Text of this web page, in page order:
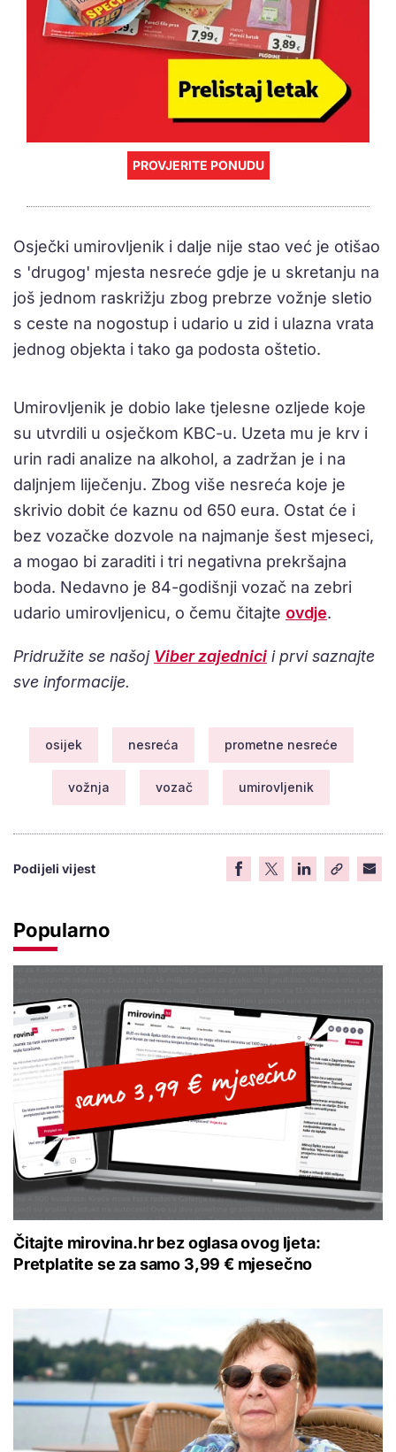
PROVJERITE PONUDU
Osječki umirovljenik i dalje nije stao već je otišao
s 'drugog' mjesta nesreće gdje je u skretanju na
još jednom raskrižju zbog prebrze vožnje sletio
s ceste na nogostup i udario u zid i ulazna vrata
jednog objekta i tako ga podosta oštetio.
Umirovljenik je dobio lake tjelesne ozljede koje
su utvrdili u osječkom KBC-u. Uzeta mu je krv i
urin radi analize na alkohol, a zadržan je i na
daljnjem liječenju. Zbog više nesreća koje je
skrivio dobit će kaznu od 650 eura. Ostat će i
bez vozačke dozvole na najmanje šest mjeseci,
a mogao bi zaraditi i tri negativna prekršajna
boda. Nedavno je 84-godišnji vozač na zebri
udario umirovljenicu, o čemu čitajte ovdje.
Pridružite se našoj Viber zajednici i prvi saznajte
sve informacije.
osijek nesreća prometne nesreće
vožnja vozač umirovljenik
Podijeli vijest
Popularno
Čitajte mirovina.hr bez oglasa ovog ljeta:
Pretplatite se za samo 3,99 € mjesečno